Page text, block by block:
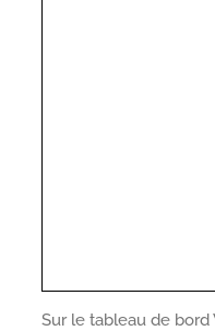
Sur le tableau de bord